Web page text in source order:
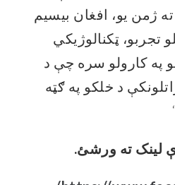
ژمن یو، افغان بیسیم
تجربو، ټکنالوژیکي
په کارولو سره چې د
د خلکو په ګټه
لینک ته ورشئ.